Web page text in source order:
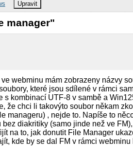
Upravit
manager"
webminu mám zobrazeny názvy
které jsou sdílené v rámci
s kombinací UTF-8 v sambě a
že chci li takovýto soubor někam
manageru) , nejde to. Napíše to
diakritiky (samo jinde než ve
na to, jak donutit File Manager
kde by se dal FM v rámci